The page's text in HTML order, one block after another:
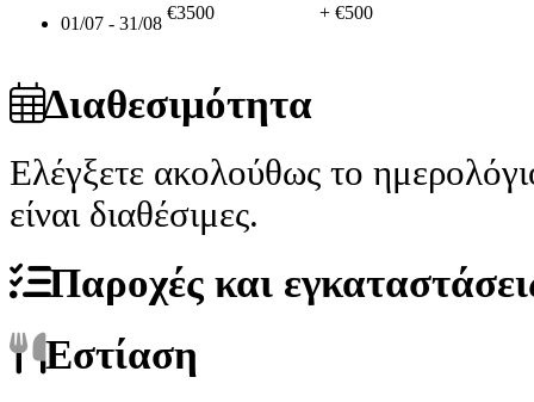
01/07 - 31/08
€3500 + €500
Διαθεσιμότητα
Ελέγξετε ακολούθως το
είναι διαθέσιμες.
Παροχές και
Εστίαση